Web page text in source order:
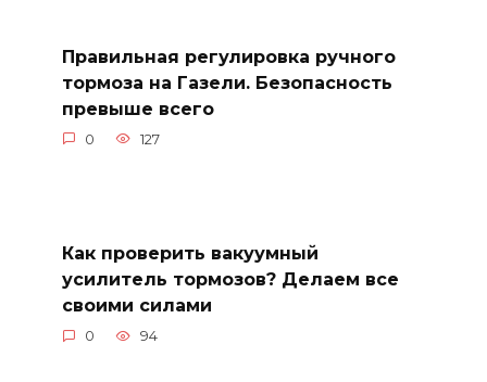
Правильная регулировка ручного
тормоза на Газели. Безопасность
превыше всего
0 127
Как проверить вакуумный
усилитель тормозов? Делаем все
своими силами
0 94